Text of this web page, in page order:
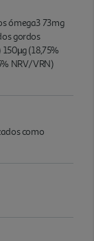
ómega3 73mg
gordos
(18,75%
NRV/VRN)
como